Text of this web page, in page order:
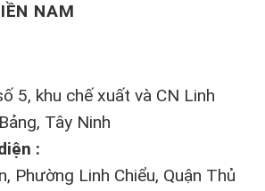
NAM
5, khu chế xuất và CN Linh
Tây Ninh
:
Phường Linh Chiểu, Quận Thủ